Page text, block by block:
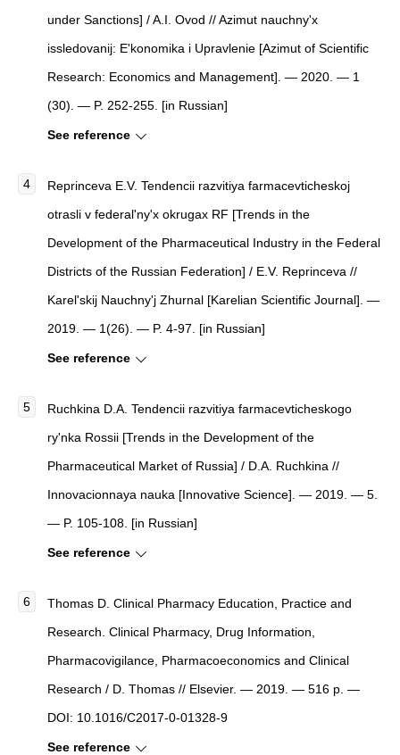
under Sanctions] / A.I. Ovod //Azimut nauchny'x
issledovanij: E'konomika i Upravlenie [Azimut of Scientific
Research: Economics and Management] . — 2020. — 1
(30). — P. 252-255. [in Russian]
See reference
Reprinceva E.V. Tendencii razvitiya farmacevticheskoj
otrasli v federal'ny'x okrugax RF [Trends in the
Development of the Pharmaceutical Industry in the Federal
Districts of the Russian Federation] / E.V. Reprinceva //
Karel'skij Nauchny'j Zhurnal [Karelian Scientific Journal] . —
2019. — 1(26). — P. 4-97. [in Russian]
See reference
Ruchkina D.A. Tendencii razvitiya farmacevticheskogo
ry'nka Rossii [Trends in the Development of the
Pharmaceutical Market of Russia] / D.A. Ruchkina //
Innovacionnaya nauka [Innovative Science] . — 2019. — 5.
— P. 105-108. [in Russian]
See reference
Thomas D. Clinical Pharmacy Education, Practice and
Research. Clinical Pharmacy, Drug Information,
Pharmacovigilance, Pharmacoeconomics and Clinical
Research / D. Thomas // Elsevier. — 2019. — 516 p. —
DOI: 10.1016/C2017-0-01328-9
See reference